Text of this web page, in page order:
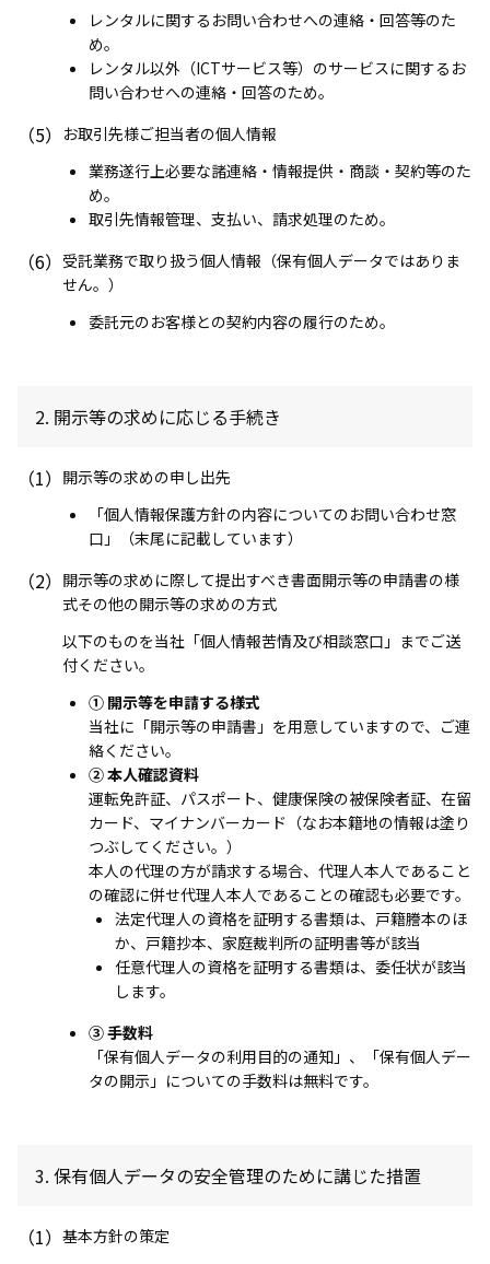
レンタルに関するお問い合わせへの連絡・回答等のた
め。
レンタル以外（ICTサービス等）のサービスに関するお
問い合わせへの連絡・回答のため。
（5）
お取引先様ご担当者の個人情報
業務遂行上必要な諸連絡・情報提供・商談・契約等のた
め。
取引先情報管理、支払い、請求処理のため。
（6） 受託業務で取り扱う個人情報（保有個人データではありま
せん。）
委託元のお客様との契約内容の履行のため。
2. 開示等の求めに応じる手続き
（1） 開示等の求めの申し出先
「個人情報保護方針の内容についてのお問い合わせ窓
口」（末尾に記載しています）
（2） 開示等の求めに際して提出すべき書面開示等の申請書の様
式その他の開示等の求めの方式
以下のものを当社「個人情報苦情及び相談窓口」までご送
付ください。
① 開示等を申請する様式
当社に「開示等の申請書」を用意していますので、ご連
絡ください。
② 本人確認資料
運転免許証、パスポート、健康保険の被保険者証、在留
カード、マイナンバーカード（なお本籍地の情報は塗り
つぶしてください。）
本人の代理の方が請求する場合、代理人本人であること
の確認に併せ代理人本人であることの確認も必要です。
法定代理人の資格を証明する書類は、戸籍謄本のほ
か、戸籍抄本、家庭裁判所の証明書等が該当
任意代理人の資格を証明する書類は、委任状が該当
します。
③ 手数料
「保有個人データの利用目的の通知」、「保有個人デー
タの開示」についての手数料は無料です。
3. 保有個人データの安全管理のために講じた措置
（1） 基本方針の策定